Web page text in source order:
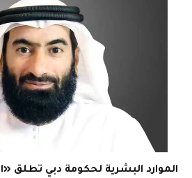
الموارد البشرية لحكومة دبي تطلق